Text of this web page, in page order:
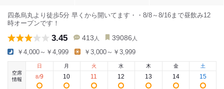
四条烏丸より徒歩5分 早くから開いてます・・8/8～8/16まで昼飲み12
時オープンです！
3.45 413 人 39086 人
￥4,000～￥4,999 ￥3,000～￥3,999
空席
情報
日
8/9
月
10
火
11
水
12
木
13
金
14
土
15